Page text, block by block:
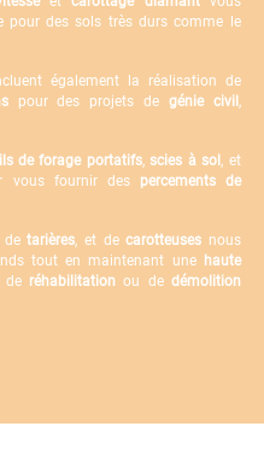
pour des sols très durs comme le
également la réalisation de
pour des projets de génie civil,
de forage portatifs, scies à sol, et
vous fournir des percements de
detarières, et decarotteuses nous
tout en maintenant une haute
de réhabilitation ou de démolition